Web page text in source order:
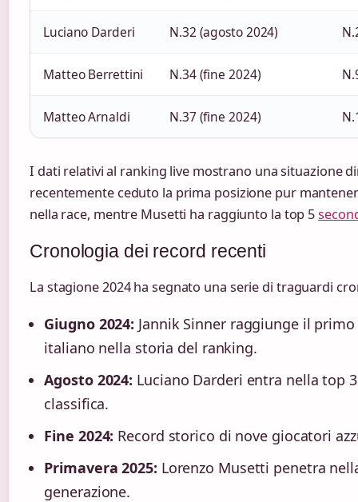
Luciano Darderi N.32 (agosto 2024)
Matteo Berrettini N.34 (fine 2024)
Matteo Arnaldi N.37 (fine 2024)
I dati relativi al ranking live mostrano una situazione
recentemente ceduto la prima posizione pur
nella race, mentre Musetti ha raggiunto la top 5
Cronologia dei record recenti
La stagione 2024 ha segnato una serie di traguardi
Giugno 2024: Jannik Sinner raggiunge il
italiano nella storia del ranking.
Agosto 2024: Luciano Darderi entra nella top
classifica.
Fine 2024: Record storico di nove giocatori
Primavera 2025: Lorenzo Musetti penetra
generazione.